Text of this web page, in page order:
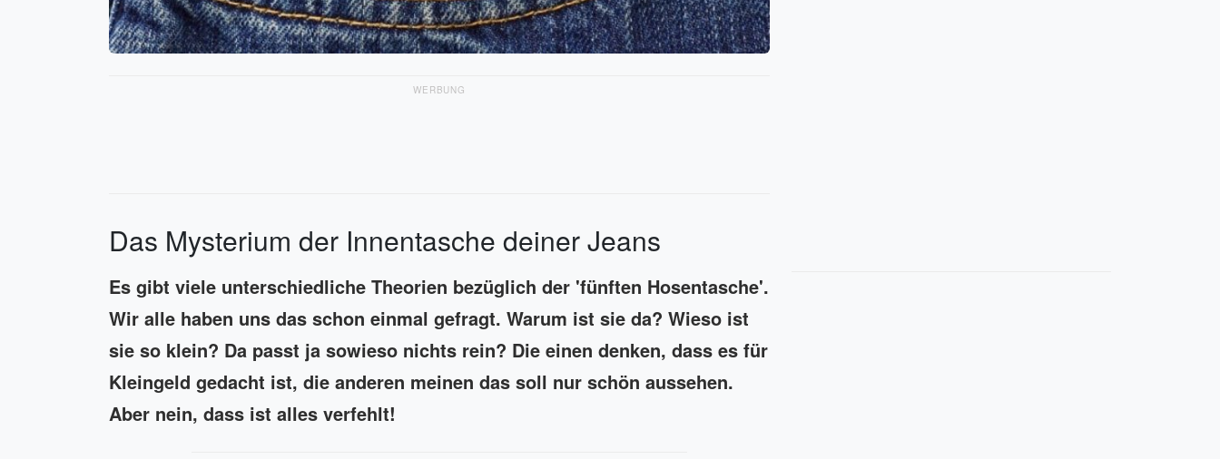
WERBUNG
Das Mysterium der Innentasche deiner Jeans
Es gibt viele unterschiedliche Theorien bezüglich der 'fünften Hosentasche'.
Wir alle haben uns das schon einmal gefragt. Warum ist sie da? Wieso ist
sie so klein? Da passt ja sowieso nichts rein? Die einen denken, dass es für
Kleingeld gedacht ist, die anderen meinen das soll nur schön aussehen.
Aber nein, dass ist alles verfehlt!